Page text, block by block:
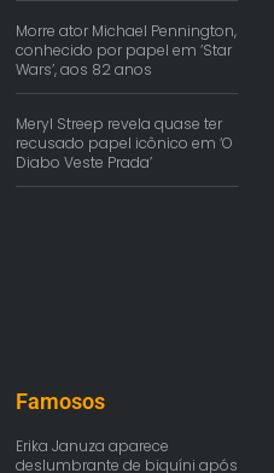
Morre ator Michael Pennington,
conhecido por papel em ‘Star
Wars’, aos 82 anos
Meryl Streep revela quase ter
recusado papel icônico em ‘O
Diabo Veste Prada’
Famosos
Erika Januza aparece
deslumbrante de biquíni após